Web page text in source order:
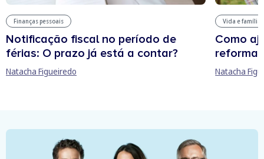
Finanças pessoais
Notificação fiscal no período de
férias: O prazo já está a contar?
Natacha Figueiredo
Vida e família
Como
reforma
Natacha